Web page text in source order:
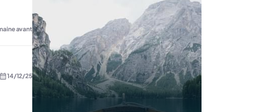
avant
14/12/25